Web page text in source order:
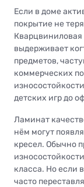
Если в доме
покрытие не
Кварцвиниловая
выдерживает
предметов,
коммерческих
детских игр до
Ламинат
нём могут
кресел. Обычно
класса. Но если
часто